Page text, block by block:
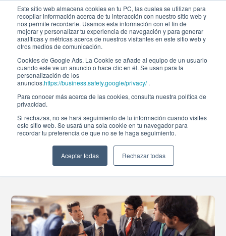
Este sitio web almacena cookies en tu PC, las cuales se utilizan para
recopilar información acerca de tu interacción con nuestro sitio web y
nos permite recordarte. Usamos esta información con el fin de
mejorar y personalizar tu experiencia de navegación y para generar
analíticas y métricas acerca de nuestros visitantes en este sitio web y
otros medios de comunicación.
Cookies de Google Ads. La Cookie se añade al equipo de un usuario
cuando este ve un anuncio o hace clic en él. Se usan para la
personalización de los
anuncios.https://business.safety.google/privacy/.
Para conocer más acerca de las cookies, consulta nuestra política de
privacidad.
Si rechazas, no se hará seguimiento de tu información cuando visites
este sitio web. Se usará una sola cookie en tu navegador para
recordar tu preferencia de que no se te haga seguimiento.
Aceptar todas Rechazar todas
Noticias
IV Edición Feria de
Empleo Afi4Talent
08-may-2019